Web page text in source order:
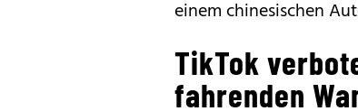
einem chinesischen
TikTok
fahrenden